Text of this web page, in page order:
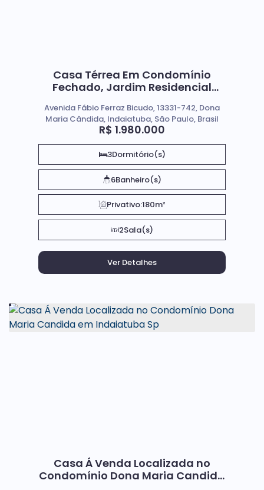
Casa Térrea Em Condomínio
Fechado, Jardim Residencial
Indaiatuba SP.
R$ 1.980.000
Avenida Fábio Ferraz Bicudo, 13331-742, Dona
Maria Cândida, Indaiatuba, São Paulo, Brasil
3Dormitório(s)
6Banheiro(s)
Privativo:180m²
2Sala(s)
Casa Á Venda Localizada no
Condomínio Dona Maria Candida